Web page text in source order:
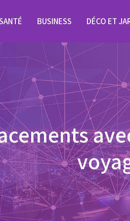
BUSINESS DÉCO ET